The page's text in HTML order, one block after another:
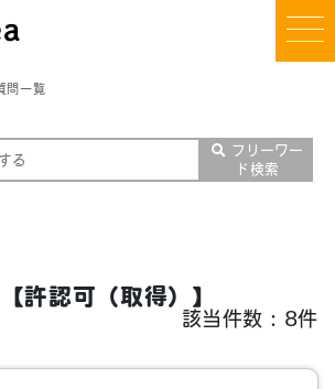
問一覧
フリーワー
ド検索
許認可（取得）】
該当件数：8件